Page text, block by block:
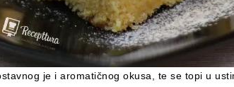
je i aromatičnog okusa, te se topi u